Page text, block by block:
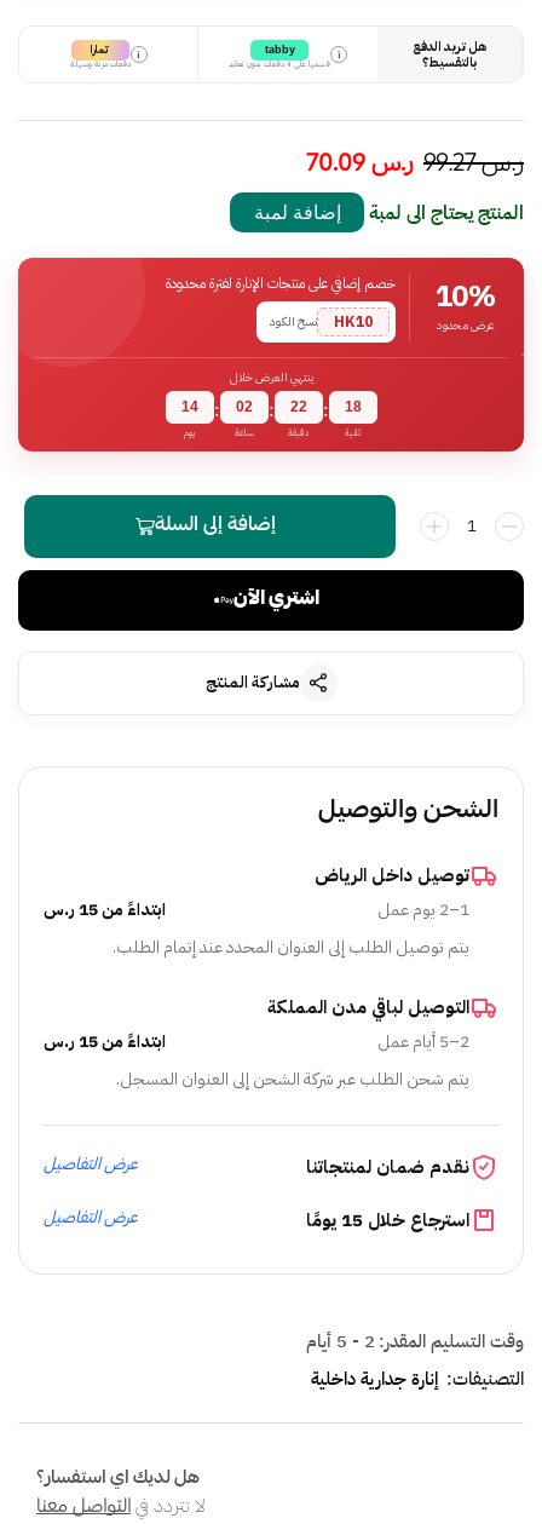
هل تريد الدفع
بالتقسيط؟
i
tabby
قسمها على 4 دفعات بدون تعقيد
i تمارا
دفعات مرنة وسهلة
ر.س99.27 ر.س
المنتج يحتاج الى لمبة إضافة لمبة
10%
عرض محدود
خصم إضافي على منتجات الإنارة لفترة محدودة
HK10
نسخ الكود
ينتهي العرض خلال
14
يوم
: 02
ساعة
: 22
دقيقة
: 18
ثانية
إضافة إلى السلة
اشتري الآن
مشاركة المنتج
الشحن والتوصيل
توصيل داخل الرياض
1–2 يوم عمل
ابتداءً من 15 ر.س
يتم توصيل الطلب إلى العنوان المحدد عند إتمام الطلب.
التوصيل لباقي مدن المملكة
2–5 أيام عمل
ابتداءً من 15 ر.س
يتم شحن الطلب عبر شركة الشحن إلى العنوان المسجل.
نقدم ضمان لمنتجاتنا عرض التفاصيل
استرجاع خلال 15 يومًا عرض التفاصيل
وقت التسليم المقدر: 2 - 5 أيام
التصنيفات: إنارة جدارية داخلية
هل لديك اي استفسار؟
لا تتردد فيالتواصل معنا